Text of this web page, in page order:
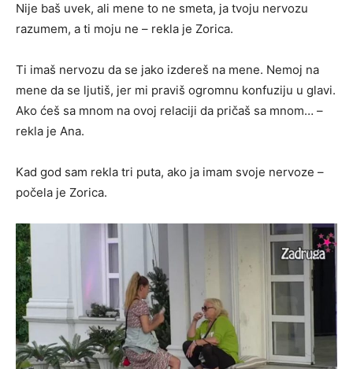
Nije baš uvek, ali mene to ne smeta, ja tvoju nervozu
razumem, a ti moju ne – rekla je Zorica.
Ti imaš nervozu da se jako izdereš na mene. Nemoj na
mene da se ljutiš, jer mi praviš ogromnu konfuziju u glavi.
Ako ćeš sa mnom na ovoj relaciji da pričaš sa mnom… –
rekla je Ana.
Kad god sam rekla tri puta, ako ja imam svoje nervoze –
počela je Zorica.